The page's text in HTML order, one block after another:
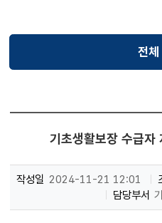
전체
선
기초생활보장 수급자
작성일 2024-11-21 12:01
담당부서